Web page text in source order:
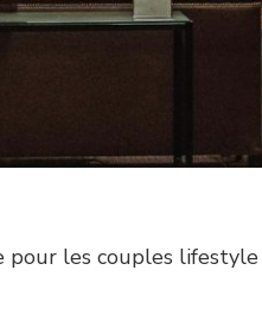
les couples lifestyle